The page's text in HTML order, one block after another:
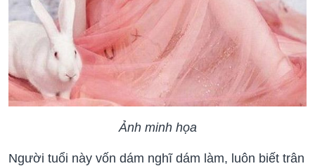
Ảnh minh họa
Người tuổi này vốn dám nghĩ dám làm, luôn biết trân